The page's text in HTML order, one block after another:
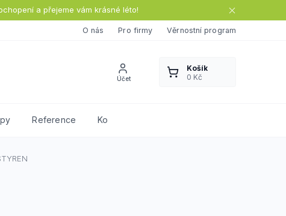
a přejeme vám krásné léto!
O nás Pro firmy Věrnostní program
Reference Kontakty